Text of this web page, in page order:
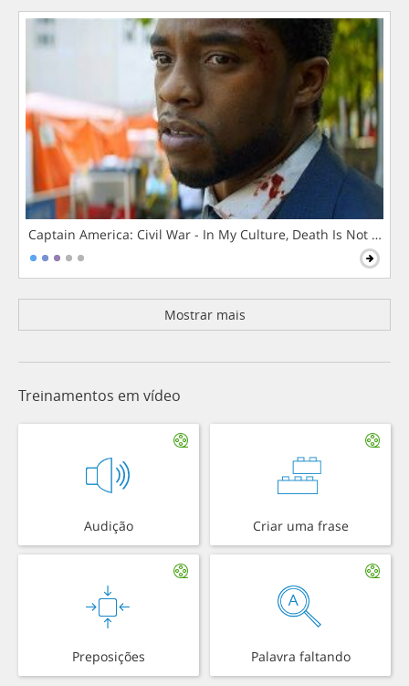
Captain America: Civil War - In My Culture, Death Is Not The
Mostrar mais
Treinamentos em vídeo
Audição Criar uma frase
Preposições Palavra faltando